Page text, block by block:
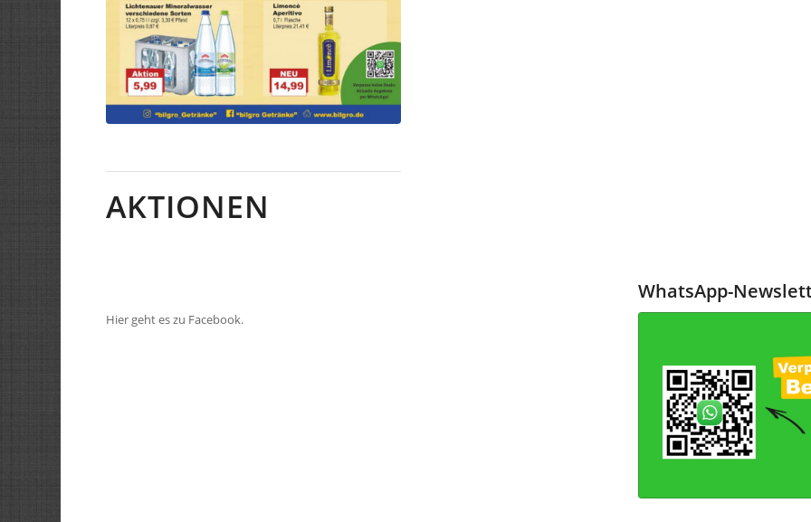
AKTIONEN
Hier geht es zu Facebook.
WhatsApp-